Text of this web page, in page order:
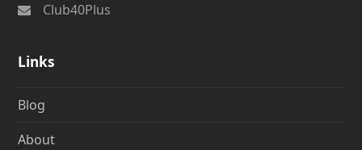
Club40Plus
Links
Blog
About